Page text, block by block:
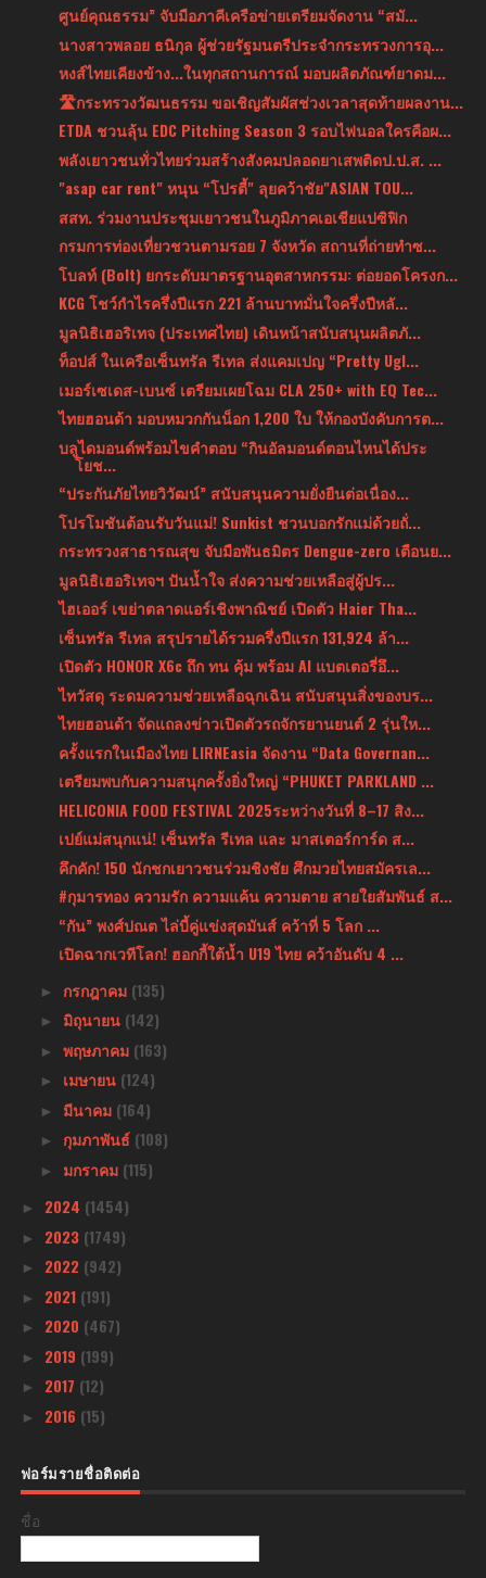
ศูนย์คุณธรรม” จับมือภาคีเครือข่ายเตรียมจัดงาน “สมั...
นางสาวพลอย ธนิกุล ผู้ช่วยรัฐมนตรีประจำกระทรวงการอุ...
หงส์ไทยเคียงข้าง...ในทุกสถานการณ์ มอบผลิตภัณฑ์ยาดม...
🛣กระทรวงวัฒนธรรม ขอเชิญสัมผัสช่วงเวลาสุดท้ายผลงาน...
ETDA ชวนลุ้น EDC Pitching Season 3 รอบไฟนอลใครคือผ...
พลังเยาวชนทั่วไทยร่วมสร้างสังคมปลอดยาเสพติดป.ป.ส. ...
"asap car rent" หนุน “โปรตี้" ลุยคว้าชัย"ASIAN TOU...
สสท. ร่วมงานประชุมเยาวชนในภูมิภาคเอเชียแปซิฟิก
กรมการท่องเที่ยวชวนตามรอย 7 จังหวัด สถานที่ถ่ายทำซ...
โบลท์ (Bolt) ยกระดับมาตรฐานอุตสาหกรรม: ต่อยอดโครงก...
KCG โชว์กำไรครึ่งปีแรก 221 ล้านบาทมั่นใจครึ่งปีหลั...
มูลนิธิเฮอริเทจ (ประเทศไทย) เดินหน้าสนับสนุนผลิตภั...
ท็อปส์ ในเครือเซ็นทรัล รีเทล ส่งแคมเปญ “Pretty Ugl...
เมอร์เซเดส-เบนซ์ เตรียมเผยโฉม CLA 250+ with EQ Tec...
ไทยฮอนด้า มอบหมวกกันน็อก 1,200 ใบ ให้กองบังคับการต...
บลูไดมอนด์พร้อมไขคำตอบ “กินอัลมอนด์ตอนไหนได้ประ
โยช...
“ประกันภัยไทยวิวัฒน์” สนับสนุนความยั่งยืนต่อเนื่อง...
โปรโมชันต้อนรับวันแม่! Sunkist ชวนบอกรักแม่ด้วยถั่...
กระทรวงสาธารณสุข จับมือพันธมิตร Dengue-zero เตือนย...
มูลนิธิเฮอริเทจฯ ปันน้ำใจ ส่งความช่วยเหลือสู่ผู้ปร...
ไฮเออร์ เขย่าตลาดแอร์เชิงพาณิชย์ เปิดตัว Haier Tha...
เซ็นทรัล รีเทล สรุปรายได้รวมครึ่งปีแรก 131,924 ล้า...
เปิดตัว HONOR X6c ถึก ทน คุ้ม พร้อม AI แบตเตอรี่อึ...
ไทวัสดุ ระดมความช่วยเหลือฉุกเฉิน สนับสนุนสิ่งของบร...
ไทยฮอนด้า จัดแถลงข่าวเปิดตัวรถจักรยานยนต์ 2 รุ่นให...
ครั้งแรกในเมืองไทย LIRNEasia จัดงาน “Data Governan...
เตรียมพบกับความสนุกครั้งยิ่งใหญ่ “PHUKET PARKLAND ...
HELICONIA FOOD FESTIVAL 2025ระหว่างวันที่ 8–17 สิง...
เปย์แม่สนุกแน่! เซ็นทรัล รีเทล และ มาสเตอร์การ์ด ส...
คึกคัก! 150 นักชกเยาวชนร่วมชิงชัย ศึกมวยไทยสมัครเล...
#กุมารทอง ความรัก ความแค้น ความตาย สายใยสัมพันธ์ ส...
“กัน” พงศ์ปณต ไล่บี้คู่แข่งสุดมันส์ คว้าที่ 5 โลก ...
เปิดฉากเวทีโลก! ฮอกกี้ใต้น้ำ U19 ไทย คว้าอันดับ 4 ...
► กรกฎาคม (135)
► มิถุนายน (142)
► พฤษภาคม (163)
► เมษายน (124)
► มีนาคม (164)
► กุมภาพันธ์ (108)
► มกราคม (115)
► 2024 (1454)
► 2023 (1749)
► 2022 (942)
► 2021 (191)
► 2020 (467)
► 2019 (199)
► 2017 (12)
► 2016 (15)
ฟอร์มรายชื่อติดต่อ
ชื่อ